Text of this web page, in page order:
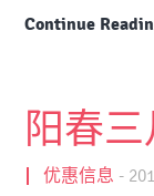
Continue
阳春
优惠信息 -